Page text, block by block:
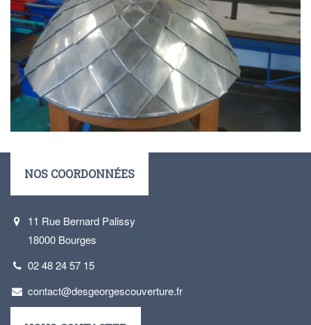
NOS COORDONNÉES
11 Rue Bernard Palissy
18000 Bourges
02 48 24 57 15
contact@desgeorgescouverture.fr